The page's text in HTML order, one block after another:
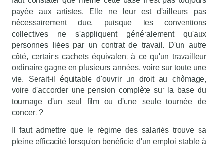
payée aux artistes. Elle ne leur est d'ailleurs pas
nécessairement due, puisque les conventions
collectives ne s'appliquent généralement qu'aux
personnes liées par un contrat de travail. D'un autre
côté, certains cachets équivalent à ce qu'un travailleur
ordinaire gagne en plusieurs années, voire sur toute une
vie. Serait-il équitable d'ouvrir un droit au chômage,
voire d'accorder une pension complète sur la base du
tournage d'un seul film ou d'une seule tournée de
concert ?
Il faut admettre que le régime des salariés trouve sa
pleine efficacité lorsqu'on bénéficie d'un emploi stable à